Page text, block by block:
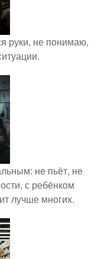
руки, не понимаю,
не пьёт, не
с ребёнком
лучше многих.